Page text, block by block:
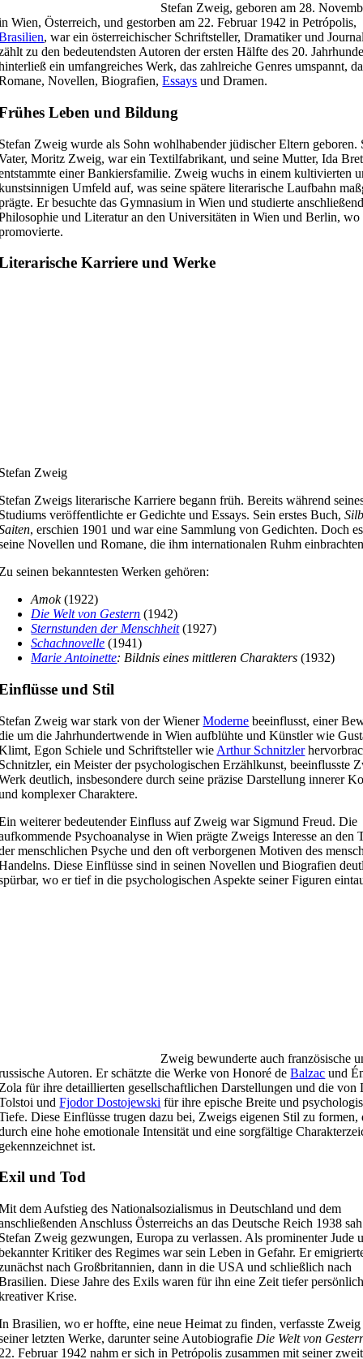
Stefan Zweig, geboren am 28.
Wien, Österreich, und gestorben am 22. Februar 1942 in Petrópolis,
, war ein österreichischer Schriftsteller, Dramatiker und
zu den bedeutendsten Autoren der ersten Hälfte des 20.
ein umfangreiches Werk, das zahlreiche Genres umspannt,
Novellen, Biografien,Essays und Dramen.
Leben und Bildung
Zweig wurde als Sohn wohlhabender jüdischer Eltern geboren.
Moritz Zweig, war ein Textilfabrikant, und seine Mutter, Ida
einer Bankiersfamilie. Zweig wuchs in einem kultivierten
Umfeld auf, was seine spätere literarische Laufbahn
Er besuchte das Gymnasium in Wien und studierte
und Literatur an den Universitäten in Wien und Berlin, wo
Karriere und Werke
Zweig
Zweigs literarische Karriere begann früh. Bereits während
veröffentlichte er Gedichte und Essays. Sein erstes Buch,
, erschien 1901 und war eine Sammlung von Gedichten. Doch
Novellen und Romane, die ihm internationalen Ruhm
seinen bekanntesten Werken gehören:
Amok(1922)
Die Welt von Gestern (1942)
Sternstunden der Menschheit(1927)
Schachnovelle (1941)
Marie Antoinette: Bildnis eines mittleren Charakters (1932)
und Stil
Zweig war stark von der WienerModerne beeinflusst, einer
um die Jahrhundertwende in Wien aufblühte und Künstler wie
Egon Schiele und Schriftsteller wie Arthur Schnitzler
ein Meister der psychologischen Erzählkunst, beeinflusste
deutlich, insbesondere durch seine präzise Darstellung innerer
komplexer Charaktere.
weiterer bedeutender Einfluss auf Zweig war Sigmund Freud. Die
Psychoanalyse in Wien prägte Zweigs Interesse an den
menschlichen Psyche und den oft verborgenen Motiven des
Diese Einflüsse sind in seinen Novellen und Biografien
wo er tief in die psychologischen Aspekte seiner Figuren
Zweig bewunderte auch französische
Autoren. Er schätzte die Werke von Honoré deBalzac und
für ihre detaillierten gesellschaftlichen Darstellungen und die von
undFjodor Dostojewski für ihre epische Breite und
Diese Einflüsse trugen dazu bei, Zweigs eigenen Stil zu formen,
eine hohe emotionale Intensität und eine sorgfältige
ist.
und Tod
dem Aufstieg des Nationalsozialismus in Deutschland und dem
Anschluss Österreichs an das Deutsche Reich 1938
Zweig gezwungen, Europa zu verlassen. Als prominenter Jude
Kritiker des Regimes war sein Leben in Gefahr. Er
nach Großbritannien, dann in die USA und schließlich nach
Diese Jahre des Exils waren für ihn eine Zeit tiefer
Krise.
Brasilien, wo er hoffte, eine neue Heimat zu finden, verfasste
letzten Werke, darunter seine Autobiografie Die Welt von
Februar 1942 nahm er sich in Petrópolis zusammen mit seiner